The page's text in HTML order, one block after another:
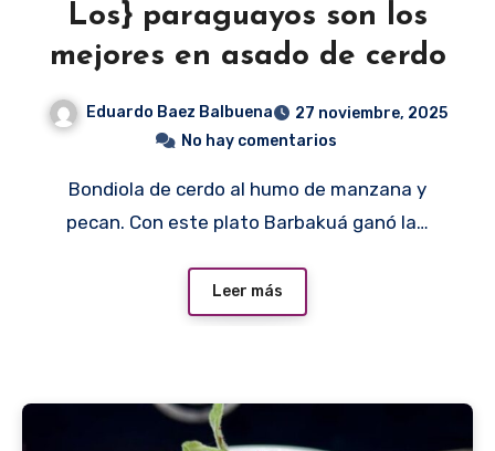
Los} paraguayos son los
mejores en asado de cerdo
Eduardo Baez Balbuena
27 noviembre, 2025
No hay comentarios
Bondiola de cerdo al humo de manzana y
pecan. Con este plato Barbakuá ganó la…
Leer más